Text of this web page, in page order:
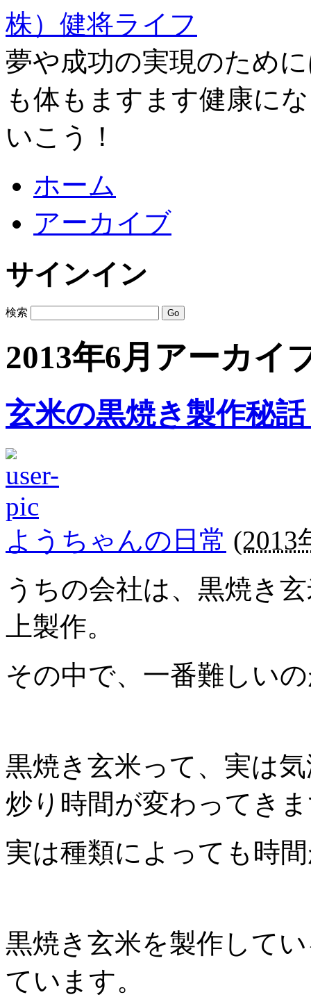
株）健将ライフ
夢や成功の実現のため
も体もますます健康に
いこう！
ホーム
アーカイブ
サインイン
検索
2013年6月アーカイ
玄米の黒焼き製作秘
ようちゃんの日常 (2013
うちの会社は、黒焼き
上製作。
その中で、一番難しい
黒焼き玄米って、実は
炒り時間が変わってき
実は種類によっても時
黒焼き玄米を製作して
ています。